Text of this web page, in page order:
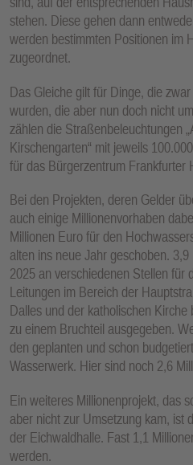
stehen. Diese gehen dann
werden bestimmten Positionen im
zugeordnet.
Das Gleiche gilt für Dinge, die
wurden, die aber nun doch nicht
zählen die Straßenbeleuchtungen
Kirschengarten“ mit jeweils
für das Bürgerzentrum Frankfurter
Bei den Projekten, deren Gelder
auch einige Millionenvorhaben
Millionen Euro für den
alten ins neue Jahr geschoben.
2025 an verschiedenen Stellen für
Leitungen im Bereich der
Dalles und der katholischen
zu einem Bruchteil ausgegeben.
den geplanten und schon
Wasserwerk. Hier sind noch 2,6
Ein weiteres Millionenprojekt, das
aber nicht zur Umsetzung kam, ist
der Eichwaldhalle. Fast 1,1
werden.